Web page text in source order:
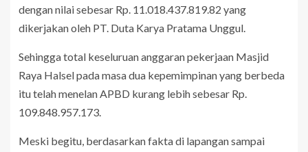
dengan nilai sebesar Rp. 11.018.437.819.82 yang
dikerjakan oleh PT. Duta Karya Pratama Unggul.
Sehingga total keseluruan anggaran pekerjaan Masjid
Raya Halsel pada masa dua kepemimpinan yang berbeda
itu telah menelan APBD kurang lebih sebesar Rp.
109.848.957.173.
Meski begitu, berdasarkan fakta di lapangan sampai